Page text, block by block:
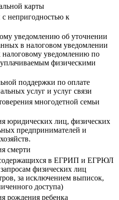
карты
непригодностью к
уведомлению об уточнении
в налоговом уведомлении
налоговому уведомлению по
физическими
поддержки по оплате
услуг и услуг связи
многодетной семьи
юридических лиц, физических
предпринимателей и
смерти
содержащихся в ЕГРИП и ЕГРЮЛ
физических лиц
за исключением выписок,
доступа)
рождения ребенка